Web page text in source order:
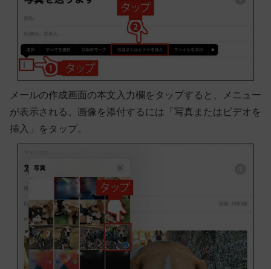
メールの作成画面の本文入力欄をタップすると、メニュー
が表示される。画像を添付するには「写真またはビデオを
挿入」をタップ。